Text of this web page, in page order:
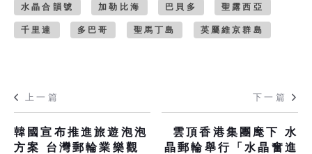
水晶合韻號 加勒比海 巴貝多 聖露西亞
千里達 多巴哥 聖馬丁島 英屬維京群島
上一篇
韓國宣布推進旅遊泡泡
方案 台灣郵輪業樂觀
下一篇
雲頂香港集團麾下 水
晶郵輪舉行「水晶奮進